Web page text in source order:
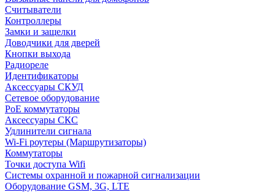
Считыватели
Контроллеры
Замки и защелки
Доводчики для дверей
Кнопки выхода
Радиореле
Идентификаторы
Аксессуары СКУД
Сетевое оборудование
PoE коммутаторы
Аксессуары СКС
Удлинители сигнала
Wi-Fi роутеры (Маршрутизаторы)
Коммутаторы
Точки доступа Wifi
Системы охранной и пожарной сигнализации
Оборудование GSM, 3G, LTE